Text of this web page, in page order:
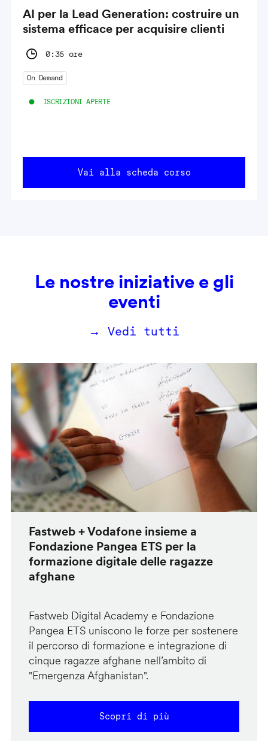
AI per la Lead Generation: costruire un
sistema efficace per acquisire clienti
0:35 ore
On Demand
ISCRIZIONI APERTE
Vai alla scheda corso
Le nostre iniziative e gli
eventi
→ Vedi tutti
Fastweb + Vodafone insieme a
Fondazione Pangea ETS per la
formazione digitale delle ragazze
afghane
Fastweb Digital Academy e Fondazione
Pangea ETS uniscono le forze per sostenere
il percorso di formazione e integrazione di
cinque ragazze afghane nell’ambito di
"Emergenza Afghanistan".
Scopri di più